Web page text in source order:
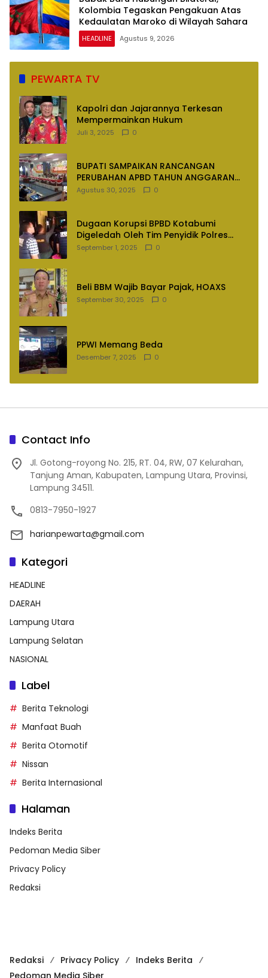
Kolombia Tegaskan Pengakuan Atas
Kedaulatan Maroko di Wilayah Sahara
HEADLINE Agustus 9, 2026
PEWARTA TV
Kapolri dan Jajarannya Terkesan
Mempermainkan Hukum
Juli 3, 2025 0
BUPATI SAMPAIKAN RANCANGAN
PERUBAHAN APBD TAHUN ANGGARAN
2025
Agustus 30, 2025 0
Dugaan Korupsi BPBD Kotabumi
Digeledah Oleh Tim Penyidik Polres
Lampung Utara
September 1, 2025 0
Beli BBM Wajib Bayar Pajak, HOAXS
September 30, 2025 0
PPWI Memang Beda
Desember 7, 2025 0
Contact Info
Jl. Gotong-royong No. 215, RT. 04, RW, 07 Kelurahan,
Tanjung Aman, Kabupaten, Lampung Utara, Provinsi,
Lampung 34511.
0813-7950-1927
harianpewarta@gmail.com
Kategori
HEADLINE
DAERAH
Lampung Utara
Lampung Selatan
NASIONAL
Label
Berita Teknologi
Manfaat Buah
Berita Otomotif
Nissan
Berita Internasional
Halaman
Indeks Berita
Pedoman Media Siber
Privacy Policy
Redaksi
Redaksi Privacy Policy
Indeks Berita